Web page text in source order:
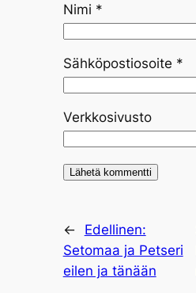
Nimi *
Sähköpostiosoite *
Verkkosivusto
←
Edellinen:
Setomaa ja Petseri
eilen ja tänään